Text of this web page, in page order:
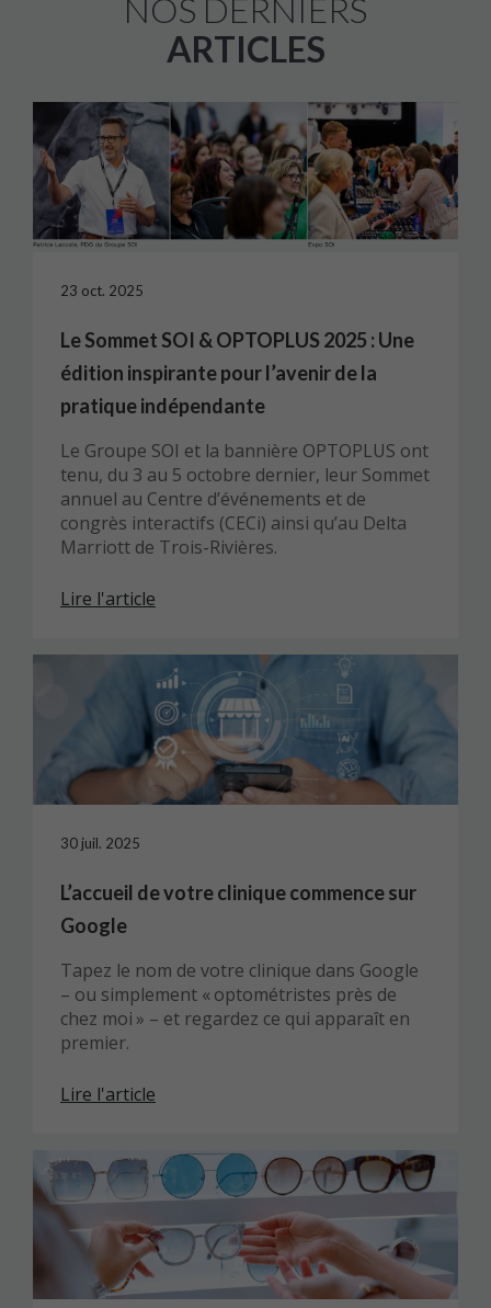
NOS DERNIERS
ARTICLES
23 oct. 2025
Le Sommet SOI & OPTOPLUS 2025 : Une
édition inspirante pour l’avenir de la
pratique indépendante
Le Groupe SOI et la bannière OPTOPLUS ont
tenu, du 3 au 5 octobre dernier, leur Sommet
annuel au Centre d’événements et de
congrès interactifs (CECi) ainsi qu’au Delta
Marriott de Trois-Rivières.
Lire l'article
30 juil. 2025
L’accueil de votre clinique commence sur
Google
Tapez le nom de votre clinique dans Google
– ou simplement « optométristes près de
chez moi » – et regardez ce qui apparaît en
premier.
Lire l'article